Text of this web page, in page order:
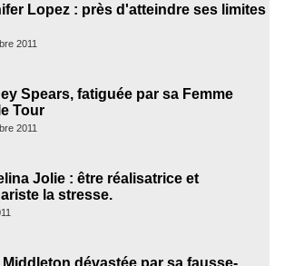
Lopez : près d'atteindre ses limites
2011
Spears, fatiguée par sa Femme
Tour
2011
Jolie : être réalisatrice et
la stresse.
Middleton dévastée par sa fausse-